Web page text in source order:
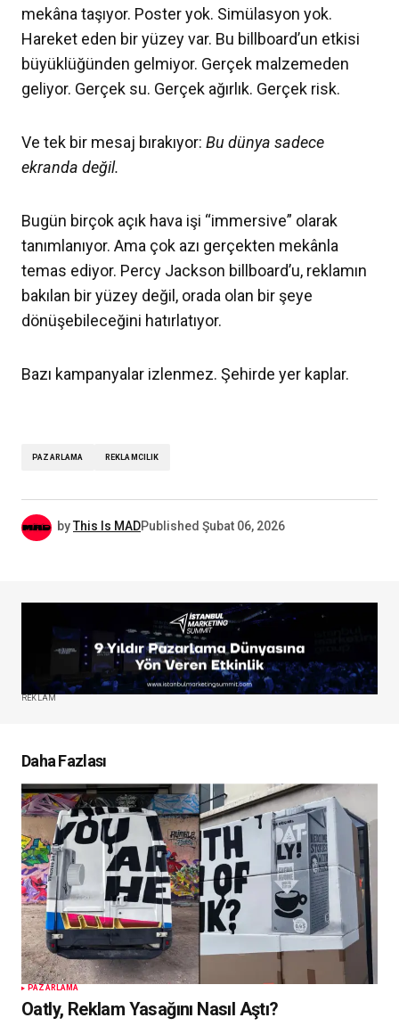
mekâna taşıyor. Poster yok. Simülasyon yok.
Hareket eden bir yüzey var. Bu billboard’un etkisi
büyüklüğünden gelmiyor. Gerçek malzemeden
geliyor. Gerçek su. Gerçek ağırlık. Gerçek risk.
Ve tek bir mesaj bırakıyor: Bu dünya sadece
ekranda değil.
Bugün birçok açık hava işi “immersive” olarak
tanımlanıyor. Ama çok azı gerçekten mekânla
temas ediyor. Percy Jackson billboard’u, reklamın
bakılan bir yüzey değil, orada olan bir şeye
dönüşebileceğini hatırlatıyor.
Bazı kampanyalar izlenmez. Şehirde yer kaplar.
PAZARLAMA REKLAMCILIK
byThis Is MADPublished Şubat 06, 2026
REKLAM
Daha Fazlası
PAZARLAMA
Oatly, Reklam Yasağını Nasıl Aştı?